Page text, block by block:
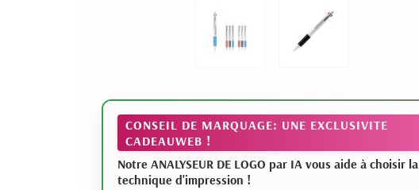
CONSEIL DE MARQUAGE: UNE EXCLUSIVITE
CADEAUWEB !
Notre ANALYSEUR DE LOGO par IA vous aide à choisir la
technique d'impression !